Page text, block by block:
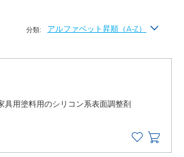
分類: アルファベット昇順（A-Z）
具用塗料用のシリコン系表面調整剤